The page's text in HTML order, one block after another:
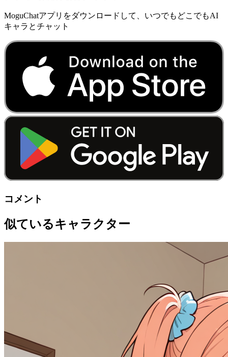
MoguChatアプリをダウンロードして、いつでもどこでもAI
キャラとチャット
コメント
似ているキャラクター